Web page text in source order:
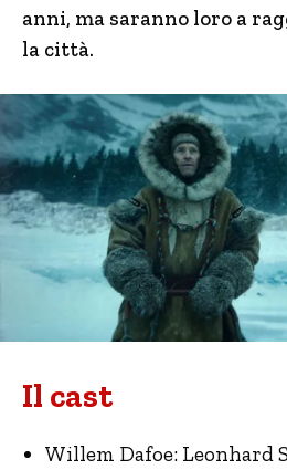
anni, ma saranno loro a
la città.
Il cast
Willem Dafoe: Leonhard